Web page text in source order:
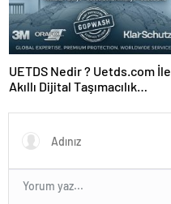
UETDS Nedir ? Uetds.com İle
Akıllı Dijital Taşımacılık